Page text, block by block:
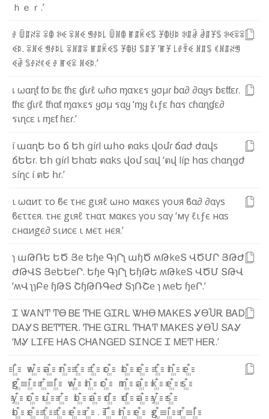
ｈ ｅ ｒ .’
ꂑ ꅏꁲꋊꋖ ꋖꂦ ꋰꈼꋖꍩꈼ ꁅꂑꌅ꒒ ꅏꍩꂦ ꂵꁲꀗꈼꌚ ꐞꂦꐇꌅ ꋰꁲꂠ ꂠꁲꐞꌚ ꋰꈼꋖꋖ
ꈼꌅ. ꋖꍩꈼ ꁅꂑꌅ꒒ ꋖꍩꁲꋖ ꂵꁲꀗꈼꌚ ꐞꂦꐇ ꌚꁲꐞ‘ꂵꐞ ꒒ꂑꄞꈼꍩꁲꌚ ꀯꍩꁲꋊꁅ
ꈼꂠ ꌚꂑꋊꀯꈼꂑ ꂵꈼꋖ ꍩꈼꌅ.’
เωαɳƭƭσ ɓε ƭɦε ɠเɾℓ ωɦσ ɱαҡεร ყσµɾ ɓα∂ ∂αყร ɓεƭƭεɾ.
ƭɦε ɠเɾℓ ƭɦαƭ ɱαҡεร ყσµ รαყ‘ɱყℓเƒε ɦαร cɦαɳɠε∂
รเɳcε เ ɱεƭ ɦεɾ.’
í աαղԵ Եօ ճ Եհ ցíɾl ահօ ตαks վօմɾ ճαժ ժαվs
ճԵԵɾ. Եհ ցíɾl ԵհαԵ ตαks վօմsαվ ‘ตվ líբ հαs cհαղցժ
síղc í ตԵ հɾ.’
ιωαиττο ϐє τнє gιяℓ ωнο мακєѕ γουя ϐα∂ ∂αγѕ
ϐєττєя. τнє gιяℓ τнατ мακєѕ γου ѕαγ‘мγℓιƒє нαѕ
ϲнαиgє∂ ѕιиϲє ι мєτ нєя.’
ɿ աԹՌԵ ԵԾ Յe Եɧe ԳɿՐʅ աɧԾ ʍԹkeՏ ՎԾՄՐ ՅԹԺ
ԺԹՎՏ ՅeԵԵeՐ. Եɧe ԳɿՐʅ ԵɧԹԵ ʍԹkeՏ ՎԾՄ ՏԹՎ
‘ʍՎʅɿԲe ɧԹՏ ՇɧԹՌԳeԺ ՏɿՌՇe ɿʍeԵ ɧeՐ.’
Ꮖ ᏔᎪΝͲͲϴᏴᎬͲᎻᎬᏀᏆᎡᏞ ᏔᎻϴᎷᎪᏦᎬՏ ᎽϴႮᎡ ᏴᎪᎠ
ᎠᎪᎽՏ ᏴᎬͲͲᎬᎡ. ͲᎻᎬᏀᏆᎡᏞ ͲᎻᎪͲᎷᎪᏦᎬՏ ᎽϴႮ ՏᎪᎽ
‘ᎷᎽ ᏞᏆҒᎬᎻᎪՏ ᏟᎻᎪΝᏀᎬᎠ ՏᏆΝᏟᎬᏆ ᎷᎬͲᎻᎬᎡ.’
I꙲ w꙲a꙲ n꙲t꙲ t꙲ o꙲ b꙲e꙲ t꙲ h꙲e꙲
g꙲i꙲r꙲l꙲ w꙲ h꙲ o꙲ m꙲a꙲k꙲e꙲s꙲
y꙲ o꙲ u꙲r꙲ b꙲a꙲d꙲ d꙲a꙲y꙲s꙲
b꙲e꙲t꙲t꙲e꙲r꙲ . T꙲ h꙲e꙲ g꙲i꙲r꙲l꙲